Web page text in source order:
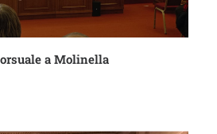
a Molinella